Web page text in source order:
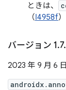
ときは、
（I4958f）
バージョン 1.7.
2023 年 9 月 6 日